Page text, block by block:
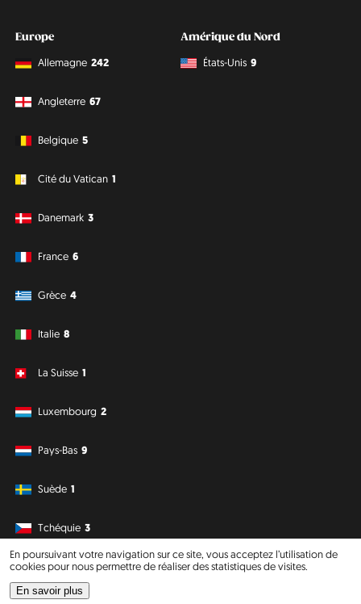
En poursuivant votre navigation sur ce site, vous acceptez l’utilisation de
cookies pour nous permettre de réaliser des statistiques de visites.
En savoir plus
Europe
Allemagne 242
Angleterre 67
Belgique 5
Cité du Vatican 1
Danemark 3
France 6
Grèce 4
Italie 8
La Suisse 1
Luxembourg 2
Pays-Bas 9
Suède 1
Tchéquie 3
Amérique du Nord
États-Unis 9
Amérique du Sud Océanie
Philipp J. Conrad